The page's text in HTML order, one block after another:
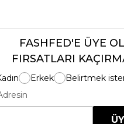
FASHFED'E ÜYE OL
FIRSATLARI
Erkek
Belirtmek